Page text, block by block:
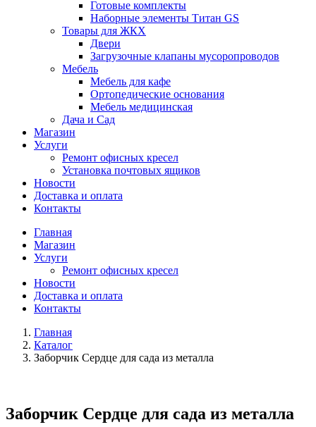
Готовые комплекты
Наборные элементы Титан GS
Товары для ЖКХ
Двери
Загрузочные клапаны мусоропроводов
Мебель
Мебель для кафе
Ортопедические основания
Мебель медицинская
Дача и Сад
Магазин
Услуги
Ремонт офисных кресел
Установка почтовых ящиков
Новости
Доставка и оплата
Контакты
Главная
Магазин
Услуги
Ремонт офисных кресел
Новости
Доставка и оплата
Контакты
Главная
Каталог
Заборчик Сердце для сада из металла
Заборчик Сердце для сада из металла